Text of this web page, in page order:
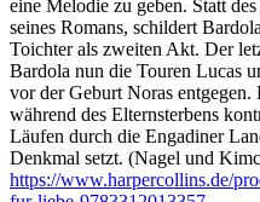
eine Melodie zu geben. Statt
seines Romans, schildert
Toichter als zweiten Akt. Der
Bardola nun die Touren Lucas
vor der Geburt Noras
während des Elternsterbens
Läufen durch die Engadiner
Denkmal setzt. (Nagel und
https://www.harpercollins.de/